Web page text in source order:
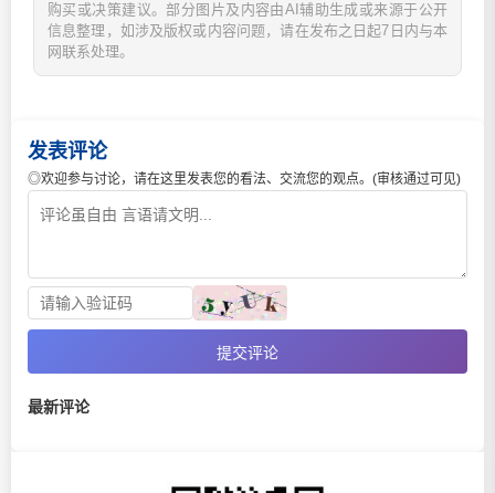
购买或决策建议。部分图片及内容由AI辅助生成或来源于公开
信息整理，如涉及版权或内容问题，请在发布之日起7日内与本
网联系处理。
发表评论
◎欢迎参与讨论，请在这里发表您的看法、交流您的观点。(审核通过可见)
提交评论
最新评论